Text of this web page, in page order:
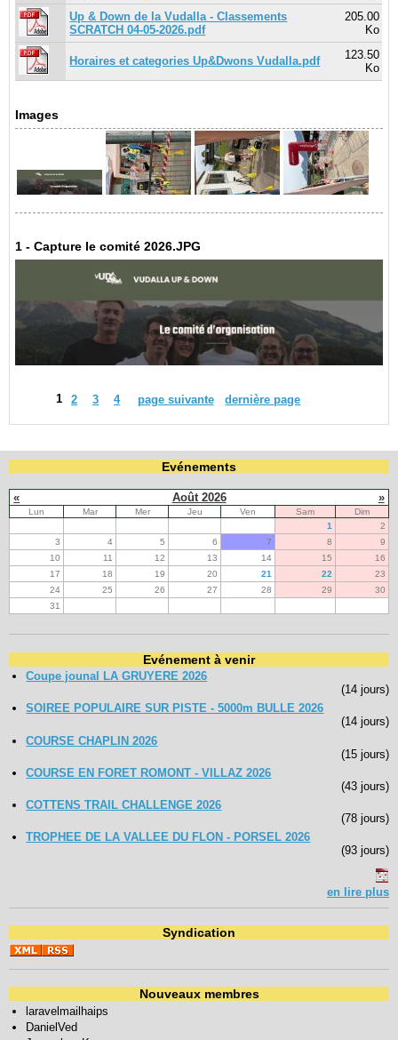
Up & Down de la Vudalla - Classements
SCRATCH 04-05-2026.pdf
205.00
Ko
Horaires et categories Up&Dwons Vudalla.pdf
123.50
Ko
Images
1 - Capture le comité 2026.JPG
1 2 3 4 page suivante dernière page
Evénements
« Août 2026 »
Lun Mar Mer Jeu Ven Sam
Dim
1
2
3
4 5 6 7 8
9
10
11 12 13 14 15
16
17
18 19 20 21 22
23
24
25 26 27 28 29
30
31
Evénement à venir
Coupe jounal LA GRUYERE 2026
(14 jours)
SOIREE POPULAIRE SUR PISTE - 5000m BULLE 2026
(14 jours)
COURSE CHAPLIN 2026
(15 jours)
COURSE EN FORET ROMONT - VILLAZ 2026
(43 jours)
COTTENS TRAIL CHALLENGE 2026
(78 jours)
TROPHEE DE LA VALLEE DU FLON - PORSEL 2026
(93 jours)
en lire plus
Syndication
Nouveaux membres
laravelmailhaips
DanielVed